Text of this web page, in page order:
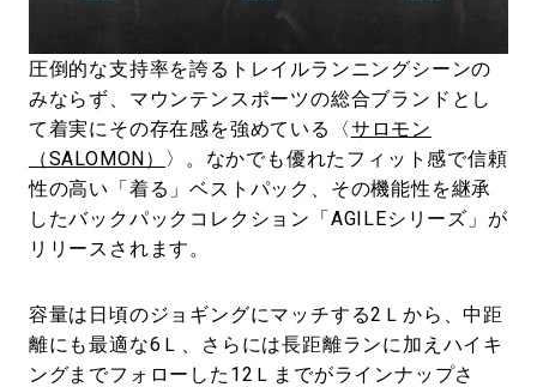
圧倒的な支持率を誇るトレイルランニングシーンの
みならず、マウンテンスポーツの総合ブランドとし
て着実にその存在感を強めている〈サロモン
（SALOMON）
〉。なかでも優れたフィット感で信頼
性の高い「着る」ベストパック、その機能性を継承
したバックパックコレクション「AGILEシリーズ」が
リリースされます。
容量は日頃のジョギングにマッチする2Ｌから、中距
離にも最適な6Ｌ、さらには長距離ランに加えハイキ
ングまでフォローした12Ｌまでがラインナップさ